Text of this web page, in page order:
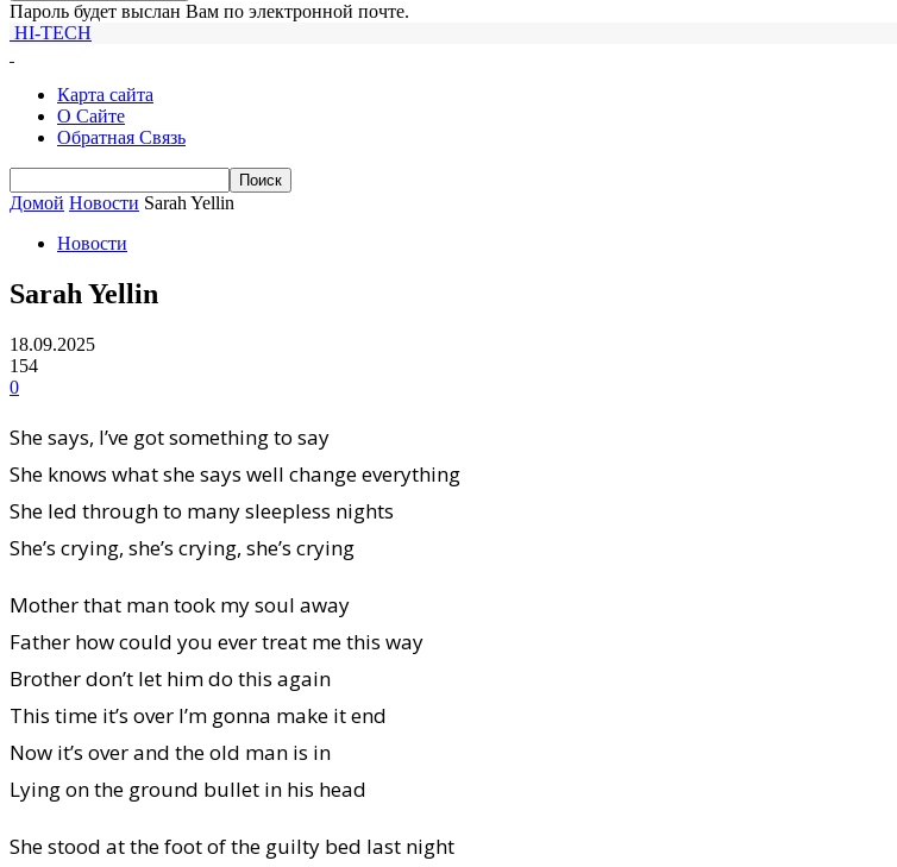
Пароль будет выслан Вам по электронной почте.
HI-TECH
Карта сайта
О Сайте
Обратная Связь
Домой Новости Sarah Yellin
Новости
Sarah Yellin
18.09.2025
154
0
She says, I’ve got something to say
She knows what she says well change everything
She led through to many sleepless nights
She’s crying, she’s crying, she’s crying
Mother that man took my soul away
Father how could you ever treat me this way
Brother don’t let him do this again
This time it’s over I’m gonna make it end
Now it’s over and the old man is in
Lying on the ground bullet in his head
She stood at the foot of the guilty bed last night